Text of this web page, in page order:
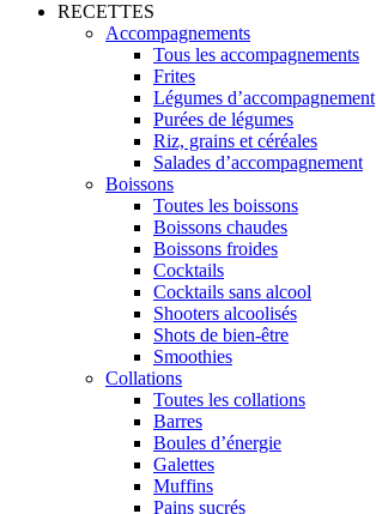
RECETTES
Accompagnements
Tous les accompagnements
Frites
Légumes d’accompagnement
Purées de légumes
Riz, grains et céréales
Salades d’accompagnement
Boissons
Toutes les boissons
Boissons chaudes
Boissons froides
Cocktails
Cocktails sans alcool
Shooters alcoolisés
Shots de bien-être
Smoothies
Collations
Toutes les collations
Barres
Boules d’énergie
Galettes
Muffins
Pains sucrés